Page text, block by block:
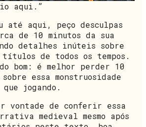
aqui.”
até aqui, peço desculpas
de 10 minutos da sua
detalhes inúteis sobre
títulos de todos os tempos.
bom: é melhor perder 10
essa monstruosidade
jogando.
vontade de conferir essa
medieval mesmo após